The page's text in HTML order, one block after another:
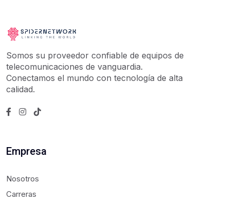
Somos su proveedor confiable de equipos de
telecomunicaciones de vanguardia.
Conectamos el mundo con tecnología de alta
calidad.
Empresa
Nosotros
Carreras